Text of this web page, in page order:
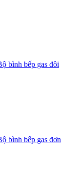
bình bếp gas đôi
bình bếp gas đơn